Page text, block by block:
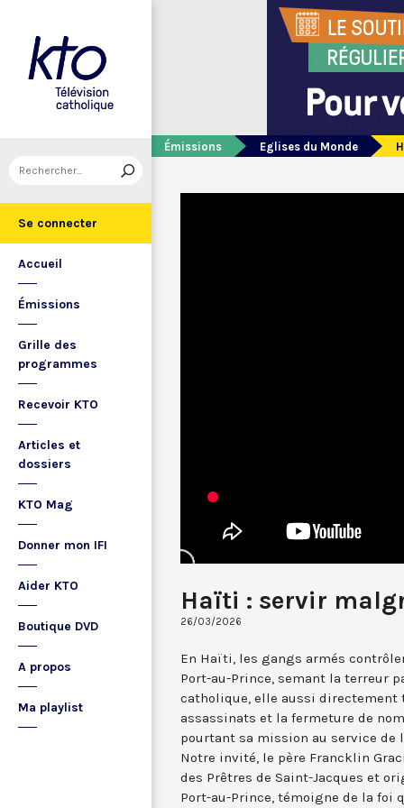
Se connecter
Accueil
Émissions
Grille des
programmes
Recevoir KTO
Articles et
dossiers
KTO Mag
Donner mon IFI
Aider KTO
Boutique DVD
A propos
Ma playlist
Émissions Eglises du Monde
Haïti : servir
26/03/2026
En Haïti, les gangs armés
Port-au-Prince, semant la terreur
catholique, elle aussi directement
assassinats et la fermeture de
pourtant sa mission au service de
Notre invité, le père Francklin
des Prêtres de Saint-Jacques et
Port-au-Prince, témoigne de la